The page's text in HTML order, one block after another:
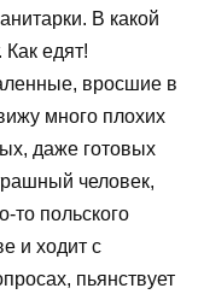
В какой
едят!
вросшие в
много плохих
даже готовых
человек,
то польского
и ходит с
пьянствует